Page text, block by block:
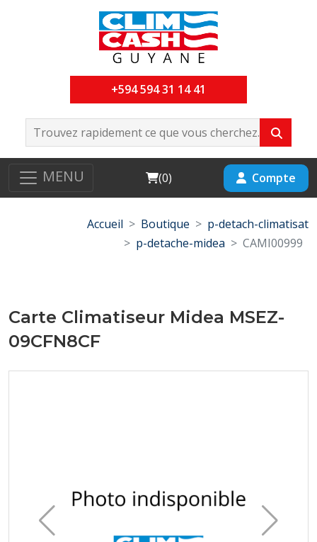
+594 594 31 14 41
MENU Cart
(0) Compte
Accueil Boutique
p-detach-climatisat
p-detache-midea
CAMI00999
Carte Climatiseur Midea MSEZ-
09CFN8CF